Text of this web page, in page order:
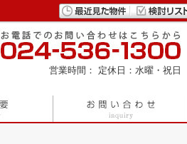
営業時間： 定休日：水曜・祝日